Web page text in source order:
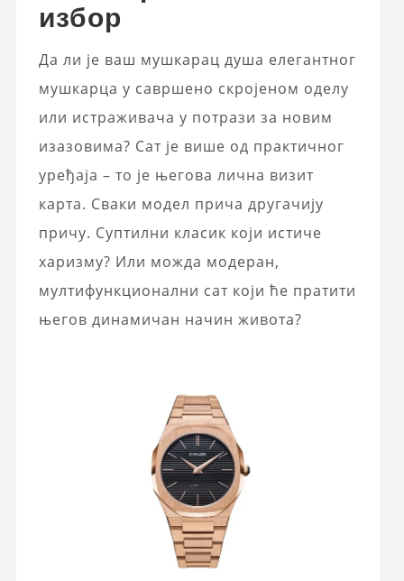
избор
Да ли је ваш мушкарац душа елегантног
мушкарца у савршено скројеном оделу
или истраживача у потрази за новим
изазовима? Сат је више од практичног
уређаја – то је његова лична визит
карта. Сваки модел прича другачију
причу. Суптилни класик који истиче
харизму? Или можда модеран,
мултифункционални сат који ће пратити
његов динамичан начин живота?